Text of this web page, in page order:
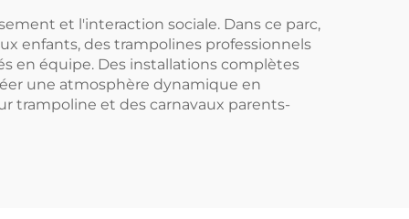
et l'interaction sociale. Dans ce parc,
enfants, des trampolines professionnels
en équipe. Des installations complètes
une atmosphère dynamique en
trampoline et des carnavaux parents-